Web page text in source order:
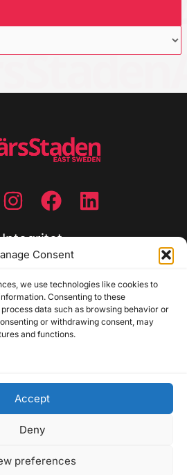
Consent
we use technologies like cookies to
Consenting to these
data such as browsing behavior or
or withdrawing consent, may
and functions.
Accept
Deny
preferences
Integritet
Disclaimer
policy
info@affarsstaden.se | Tipsa
| 2025 Alla rättigheter